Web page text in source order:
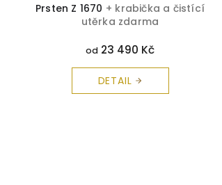
Prsten Z 1670 + krabička a čistící
utěrka zdarma
od 23 490 Kč
DETAIL